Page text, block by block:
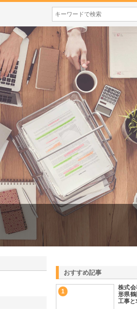
おすすめ記事
1
株式
形県
工事と